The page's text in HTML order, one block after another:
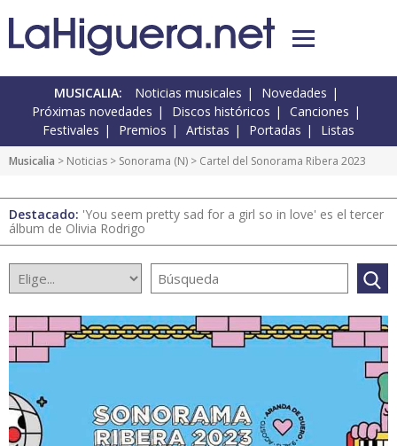
MUSICALIA: Noticias musicales
Novedades
Próximas novedades
Discos históricos
Canciones
Festivales
Premios Artistas Portadas Listas
Musicalia > Noticias > Sonorama (N) > Cartel del Sonorama Ribera 2023
Destacado: 'You seem pretty sad for a girl so in love' es el tercer
álbum de Olivia Rodrigo